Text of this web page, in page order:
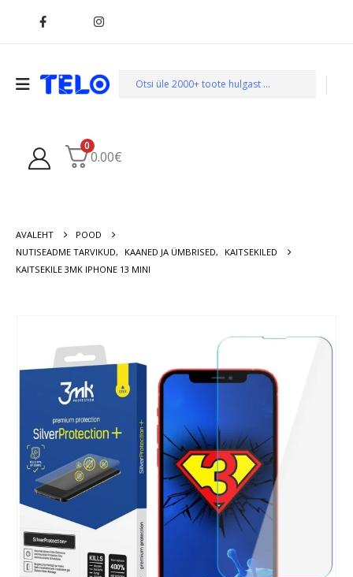
0
0.00€
AVALEHT
POOD
NUTISEADME TARVIKUD, KAANED JA ÜMBRISED,
KAITSEKILED
KAITSEKILE 3MK IPHONE 13 MINI